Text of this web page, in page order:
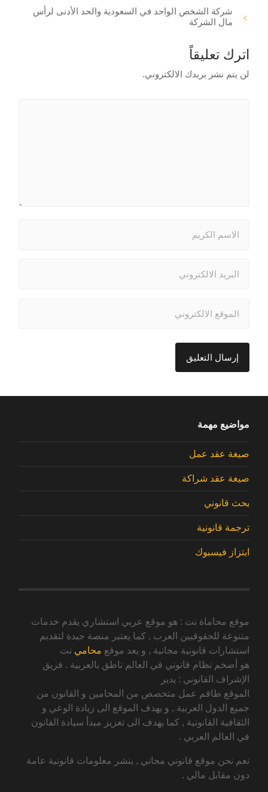
شركة الشخص الواحد في السعودية والحد الأدنى لرأس
مال الشركة
اترك تعليقاً
لن يتم نشر بريدك الالكتروني.
مواضيع مهمة
صيغة عقد عمل
صيغة عقد شراكة
بحث قانوني
ترجمة قانونية
ابتزاز فيسبوك
موقع محاماة نت : هو موقع عربي استشاري يقدم خدمات
متنوعة للحقوقيين العرب , كما يعتبر منصة جيدة لتقديم
استشارات قانونية مجانية , و يعد موقع محامي نت
هو أضخم نظام قانوني في العالم ناطق بالعربية . فريق
الإشراف القانوني : يدير
الموقع طاقم عمل متخصص من المحامين و القانون من
جميع الدول العربية , و يهدف الموقع الى زيادة الوعي و
الثقافية القانونية , كما يهدف الى تعزيز مبدأ سيادة القانون
في العالم العربي .
نعم نحن موقع قانوني مجاني , ينشر معلومات قانونية عامة
دون مقابل مالي .